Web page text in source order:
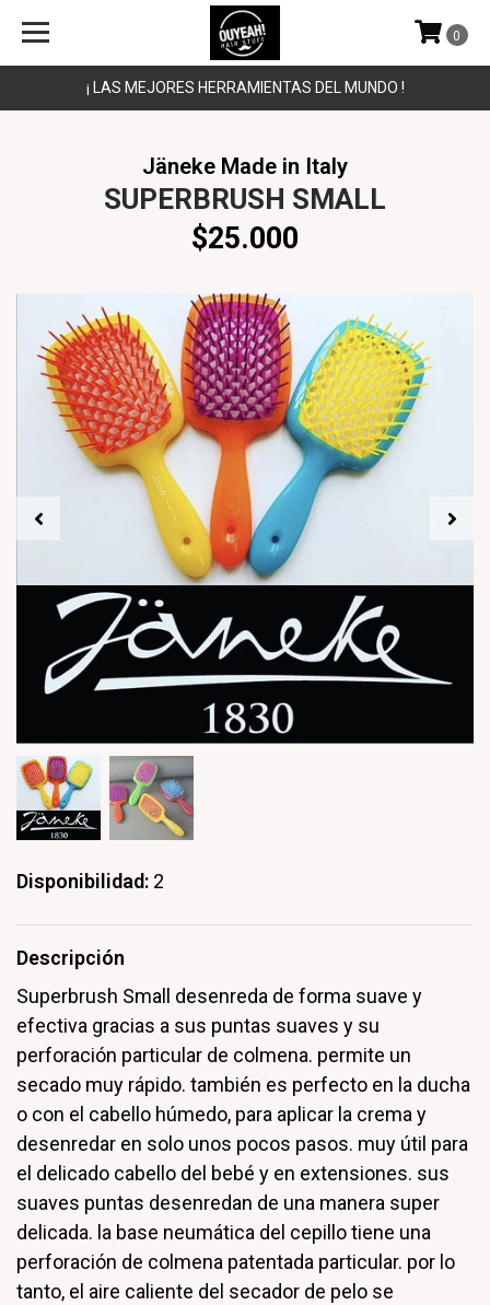
¡ LAS MEJORES HERRAMIENTAS DEL MUNDO !
0
Jäneke Made in Italy
SUPERBRUSH SMALL
$25.000
Disponibilidad: 2
Descripción
Superbrush Small desenreda de forma suave y
efectiva gracias a sus puntas suaves y su
perforación particular de colmena. permite un
secado muy rápido. también es perfecto en la ducha
o con el cabello húmedo, para aplicar la crema y
desenredar en solo unos pocos pasos. muy útil para
el delicado cabello del bebé y en extensiones. sus
suaves puntas desenredan de una manera super
delicada. la base neumática del cepillo tiene una
perforación de colmena patentada particular. por lo
tanto, el aire caliente del secador de pelo se